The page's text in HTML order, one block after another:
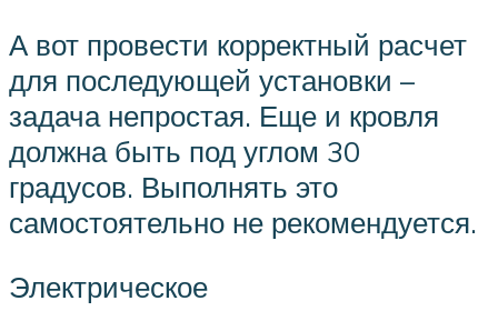
А вот провести корректный расчет
для последующей установки –
задача непростая. Еще и кровля
должна быть под углом 30
градусов. Выполнять это
самостоятельно не рекомендуется.
Электрическое